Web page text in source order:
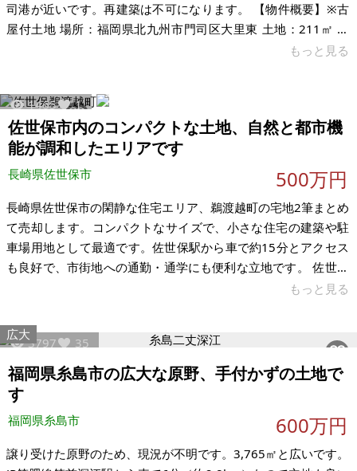
司港が近いです。再建築は不可になります。 【物件概要】※古
屋付土地 場所：福岡県北九州市門司区大里東 土地：211㎡ 建
物：66.24㎡ 構造：木造セメント瓦葺平家建 現況：賃貸中 希望
もっと見る
1465 1
佐世保市内のコンパクトな土地、自然と都市機
能が調和したエリアです
長崎県佐世保市 500万円
長崎県佐世保市の閑静な住宅エリア、鵜渡越町の宅地2筆まとめ
て売却します。コンパクトなサイズで、小さな住宅の建築や駐
車場用地として最適です。佐世保駅から車で約15分とアクセス
も良好で、市街地への通勤・通学にも便利な立地です。 佐世保
の豊かな自然と都市機能が調和したエリアで、静かな住環境を
不明な点があればお気軽にご相談ください。 【物件概要】※土
地のみ 場所：長崎県佐世保市鵜渡越町 土地：地積：①96.19
㎡ ②84.8㎡ 建物： 構造： 現況： 希望価格：500万円（2筆合
計） 地目：宅地 ※現状有姿、および公簿売買でのお取引きとな
もっと見る
3797 35
広大
福岡県糸島市の広大な原野、手付かずの土地で
す
福岡県糸島市 600万円
譲り受けた原野のため、現況が不明です。3,765㎡と広いです。